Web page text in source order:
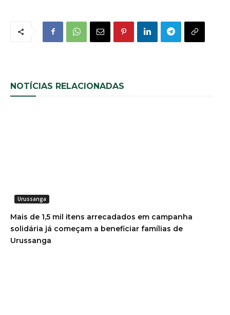
NOTÍCIAS RELACIONADAS
Urussanga
Mais de 1,5 mil itens arrecadados em campanha
solidária já começam a beneficiar famílias de
Urussanga